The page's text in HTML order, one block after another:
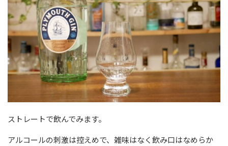
ストレートで飲んでみます。
アルコールの刺激は控えめで、雑味はなく飲み口はなめらか